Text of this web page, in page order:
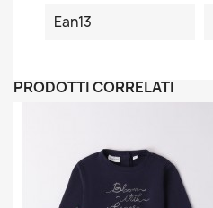
Ean13
PRODOTTI CORRELATI